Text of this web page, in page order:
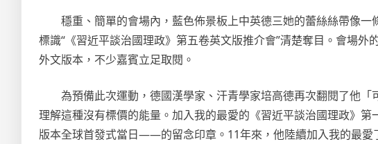
穩重、簡單的會場內，藍色佈景板上中英德三她的蕾絲絲帶像
標識“《習近平談治國理政》第五卷英文版推介會”清楚奪目。會場外
外文版本，不少嘉賓立足取閱。
為預備此次運動，德國漢學家、汗青學家培高德再次翻閱了他
理解這種沒有標價的能量。加入我的最愛的《習近平談治國理政》
版本全球首發式當日——的留念印章。11年來，他陸續加入我的最